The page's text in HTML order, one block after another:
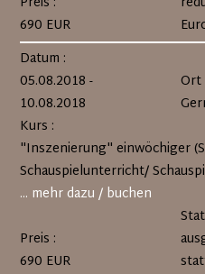
690 EUR
Datum :
05.08.2018 -
10.08.2018
Ort
Kurs :
"Inszenierung" einwöchiger
Schauspielunterricht/
... mehr dazu / buchen
Preis :
690 EUR